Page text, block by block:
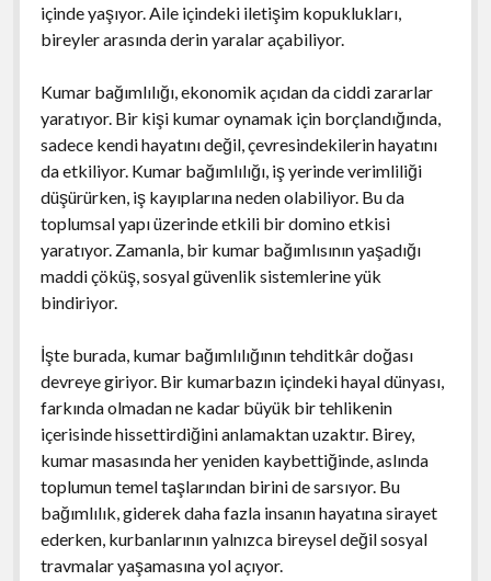
içinde yaşıyor. Aile içindeki iletişim kopuklukları,
bireyler arasında derin yaralar açabiliyor.
Kumar bağımlılığı, ekonomik açıdan da ciddi zararlar
yaratıyor. Bir kişi kumar oynamak için borçlandığında,
sadece kendi hayatını değil, çevresindekilerin hayatını
da etkiliyor. Kumar bağımlılığı, iş yerinde verimliliği
düşürürken, iş kayıplarına neden olabiliyor. Bu da
toplumsal yapı üzerinde etkili bir domino etkisi
yaratıyor. Zamanla, bir kumar bağımlısının yaşadığı
maddi çöküş, sosyal güvenlik sistemlerine yük
bindiriyor.
İşte burada, kumar bağımlılığının tehditkâr doğası
devreye giriyor. Bir kumarbazın içindeki hayal dünyası,
farkında olmadan ne kadar büyük bir tehlikenin
içerisinde hissettirdiğini anlamaktan uzaktır. Birey,
kumar masasında her yeniden kaybettiğinde, aslında
toplumun temel taşlarından birini de sarsıyor. Bu
bağımlılık, giderek daha fazla insanın hayatına sirayet
ederken, kurbanlarının yalnızca bireysel değil sosyal
travmalar yaşamasına yol açıyor.